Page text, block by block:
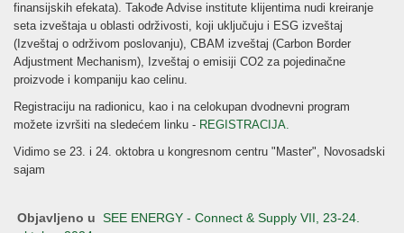
finansijskih efekata). Takođe Advise institute klijentima nudi kreiranje
seta izveštaja u oblasti održivosti, koji uključuju i ESG izveštaj
(Izveštaj o održivom poslovanju), CBAM izveštaj (Carbon Border
Adjustment Mechanism), Izveštaj o emisiji CO2 za pojedinačne
proizvode i kompaniju kao celinu.
Registraciju na radionicu, kao i na celokupan dvodnevni program
možete izvršiti na sledećem linku - REGISTRACIJA.
Vidimo se 23. i 24. oktobra u kongresnom centru "Master", Novosadski
sajam
Objavljeno u SEE ENERGY - Connect & Supply VII, 23-24.